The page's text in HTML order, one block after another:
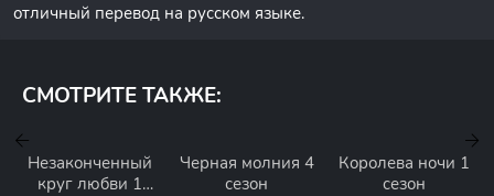
отличный перевод на русском языке.
СМОТРИТЕ ТАКЖЕ:
Незаконченный
круг любви 1
Черная молния 4
сезон
Королева ночи 1
сезон